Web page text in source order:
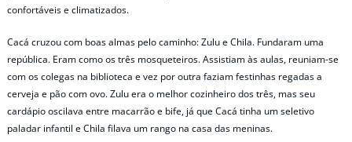
confortáveis e climatizados.
Cacá cruzou com boas almas pelo caminho: Zulu e Chila. Fundaram uma
república. Eram como os três mosqueteiros. Assistiam às aulas, reuniam-se
com os colegas na biblioteca e vez por outra faziam festinhas regadas a
cerveja e pão com ovo. Zulu era o melhor cozinheiro dos três, mas seu
cardápio oscilava entre macarrão e bife, já que Cacá tinha um seletivo
paladar infantil e Chila filava um rango na casa das meninas.